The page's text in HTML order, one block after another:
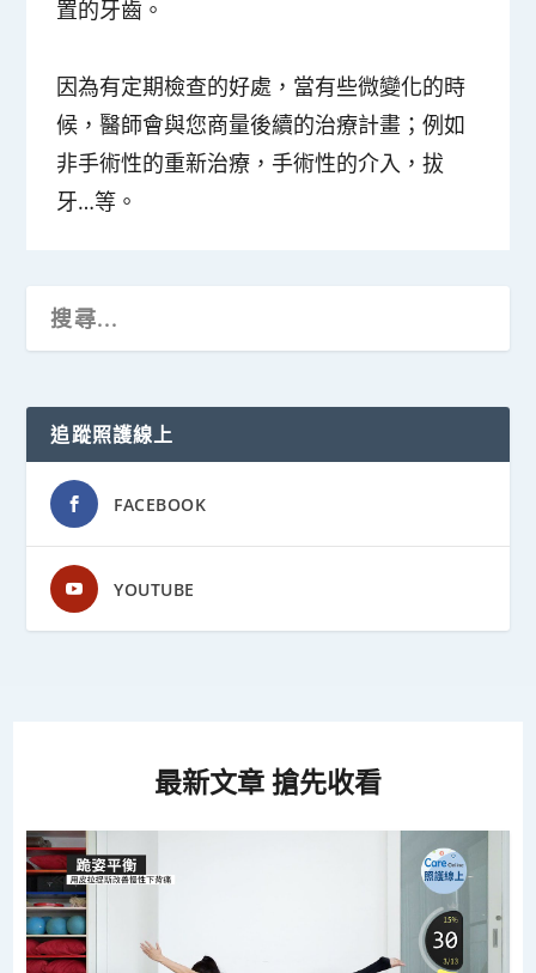
置的牙齒。
因為有定期檢查的好處，當有些微變化的時
候，醫師會與您商量後續的治療計畫；例如
非手術性的重新治療，手術性的介入，拔
牙…等。
追蹤照護線上
FACEBOOK
YOUTUBE
最新文章 搶先收看